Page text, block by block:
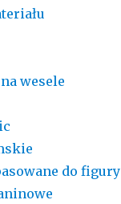
wesele
do figury